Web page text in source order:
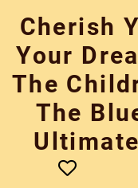
content
Cherish
Your
The
The